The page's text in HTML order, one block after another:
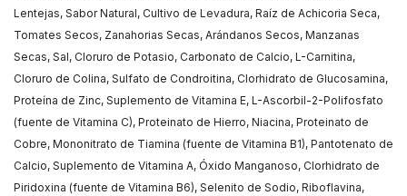
Lentejas, Sabor Natural, Cultivo de Levadura, Raíz de Achicoria Seca,
Tomates Secos, Zanahorias Secas, Arándanos Secos, Manzanas
Secas, Sal, Cloruro de Potasio, Carbonato de Calcio, L-Carnitina,
Cloruro de Colina, Sulfato de Condroitina, Clorhidrato de Glucosamina,
Proteína de Zinc, Suplemento de Vitamina E, L-Ascorbil-2-Polifosfato
(fuente de Vitamina C), Proteinato de Hierro, Niacina, Proteinato de
Cobre, Mononitrato de Tiamina (fuente de Vitamina B1), Pantotenato de
Calcio, Suplemento de Vitamina A, Óxido Manganoso, Clorhidrato de
Piridoxina (fuente de Vitamina B6), Selenito de Sodio, Riboflavina,